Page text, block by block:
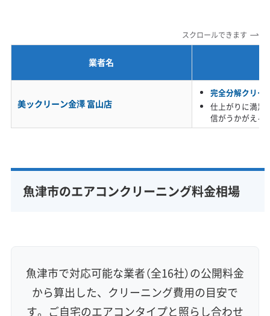
年末年始対応
防カビ・抗菌 消臭処理 防汚コーティング
スクロールできます
業者名
美ックリーン金澤 富山店
完全分解クリー
仕上がりに満足
信がうかがえる
魚津市のエアコンクリーニング料金相場
魚津市で対応可能な業者（全16社）の公開料金
から算出した、クリーニング費用の目安で
す。ご自宅のエアコンタイプと照らし合わせ